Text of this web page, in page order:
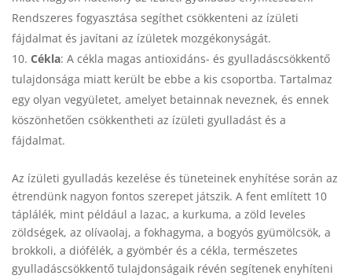
Rendszeres fogyasztása segíthet csökkenteni az ízületi
fájdalmat és javítani az ízületek mozgékonyságát.
Cékla: A cékla magas antioxidáns- és gyulladáscsökkentő
tulajdonsága miatt került be ebbe a kis csoportba. Tartalmaz
egy olyan vegyületet, amelyet betainnak neveznek, és ennek
köszönhetően csökkentheti az ízületi gyulladást és a
fájdalmat.
Az ízületi gyulladás kezelése és tüneteinek enyhítése során az
étrendünk nagyon fontos szerepet játszik. A fent említett 10
táplálék, mint például a lazac, a kurkuma, a zöld leveles
zöldségek, az olívaolaj, a fokhagyma, a bogyós gyümölcsök, a
brokkoli, a diófélék, a gyömbér és a cékla, természetes
gyulladáscsökkentő tulajdonságaik révén segítenek enyhíteni